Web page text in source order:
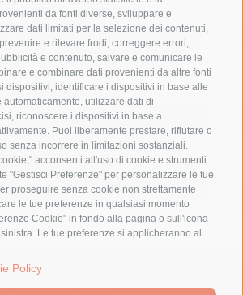
da fonti diverse, sviluppare e
dati limitati per la selezione dei contenuti,
e rilevare frodi, correggere errori,
e contenuto, salvare e comunicare le
e combinare dati provenienti da altre fonti
dispositivi, identificare i dispositivi in base alle
utilizzare dati di
riconoscere i dispositivi in base a
Puoi liberamente prestare, rifiutare o
senza incorrere in limitazioni sostanziali.
acconsenti all'uso di cookie e strumenti
"Gestisci Preferenze" per personalizzare le tue
proseguire senza cookie non strettamente
le tue preferenze in qualsiasi momento
Cookie" in fondo alla pagina o sull'icona
Le tue preferenze si applicheranno al
Policy
covid-19 eav
elezioni
gori guardia costiera
incidente
mare
massa lubrense
Meta napoli
ordinanza
piano di sorrento
polizia municipale
Campania
sant'agnello
studenti temporali
treni
villa fiorentino vincenzo de luca
All rights reserved.
Penisola Sorrentina